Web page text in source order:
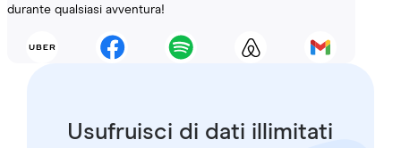
durante qualsiasi avventura!
Usufruisci di dati illimitati